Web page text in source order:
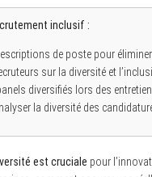
inclusif :
de poste pour
sur la diversité et
diversifiés lors des
la diversité des
est cruciale pour